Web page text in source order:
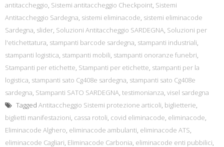
antitaccheggio, Sistemi antitaccheggio Checkpoint, Sistemi
Antitaccheggio Sardegna, sistemi eliminacode, sistemi eliminacode
Sardegna, slider, Soluzioni Antitaccheggio SARDEGNA, Soluzioni per
l'etichettatura, stampanti barcode sardegna, stampanti industriali,
stampanti logistica, stampanti mobili, stampanti onoranze funebri,
Stampanti per etichette, Stampanti per etichette, stampanti per la
logistica, stampanti sato Cg408e sardegna, stampanti sato Cg408e
sardegna, Stampanti SATO SARDEGNA, testimonianza, visel sardegna
Tagged Antitaccheggio Sistemi protezione articoli, biglietterie,
biglietti manifestazioni, cassa rotoli, covid eliminacode, eliminacode,
Eliminacode Alghero, eliminacode ambulanti, eliminacode ATS,
eliminacode Cagliari, Eliminacode Carbonia, eliminacode enti pubbilici,